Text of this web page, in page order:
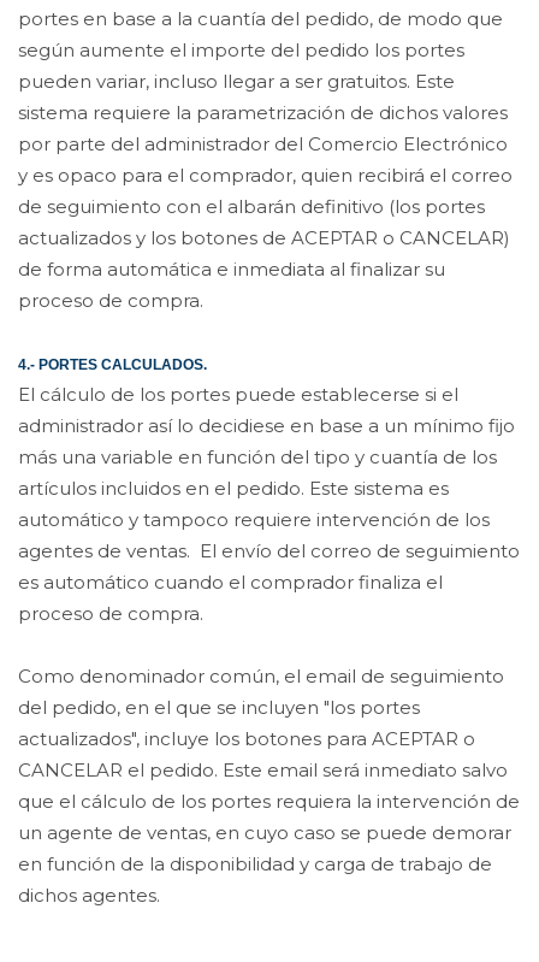
portes en base a la cuantía del pedido, de modo que
según aumente el importe del pedido los portes
pueden variar, incluso llegar a ser gratuitos. Este
sistema requiere la parametrización de dichos valores
por parte del administrador del Comercio Electrónico
y es opaco para el comprador, quien recibirá el correo
de seguimiento con el albarán definitivo (los portes
actualizados y los botones de ACEPTAR o CANCELAR)
de forma automática e inmediata al finalizar su
proceso de compra.
4.- PORTES CALCULADOS.
El cálculo de los portes puede establecerse si el
administrador así lo decidiese en base a un mínimo fijo
más una variable en función del tipo y cuantía de los
artículos incluidos en el pedido. Este sistema es
automático y tampoco requiere intervención de los
agentes de ventas. El envío del correo de seguimiento
es automático cuando el comprador finaliza el
proceso de compra.
Como denominador común, el email de seguimiento
del pedido, en el que se incluyen "los portes
actualizados", incluye los botones para ACEPTAR o
CANCELAR el pedido. Este email será inmediato salvo
que el cálculo de los portes requiera la intervención de
un agente de ventas, en cuyo caso se puede demorar
en función de la disponibilidad y carga de trabajo de
dichos agentes.